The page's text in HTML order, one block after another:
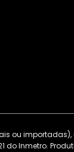
ou
do Inmetro.